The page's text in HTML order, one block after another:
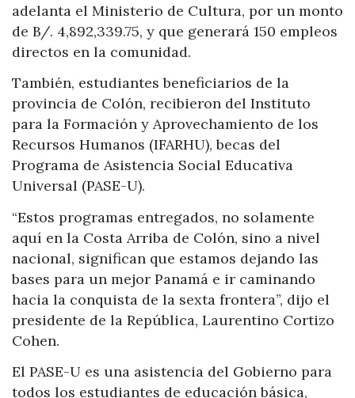
adelanta el Ministerio de Cultura, por un monto
de B/. 4,892,339.75, y que generará 150 empleos
directos en la comunidad.
También, estudiantes beneficiarios de la
provincia de Colón, recibieron del Instituto
para la Formación y Aprovechamiento de los
Recursos Humanos (IFARHU), becas del
Programa de Asistencia Social Educativa
Universal (PASE-U).
“Estos programas entregados, no solamente
aquí en la Costa Arriba de Colón, sino a nivel
nacional, significan que estamos dejando las
bases para un mejor Panamá e ir caminando
hacia la conquista de la sexta frontera”, dijo el
presidente de la República, Laurentino Cortizo
Cohen.
El PASE-U es una asistencia del Gobierno para
todos los estudiantes de educación básica,